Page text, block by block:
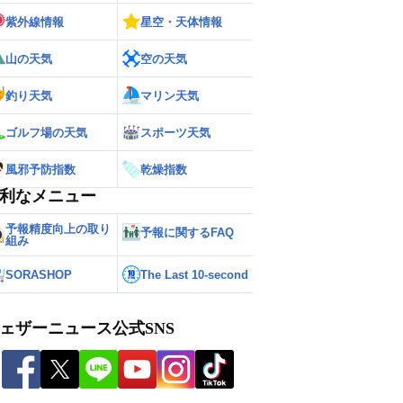
紫外線情報 星空・天体情報
山の天気 空の天気
釣り天気 マリン天気
ゴルフ場の天気 スポーツ天気
風邪予防指数 乾燥指数
なメニュー
予報精度向上の取り
組み
予報に関するFAQ
SORASHOP The Last 10-second
ザーニュース公式SNS